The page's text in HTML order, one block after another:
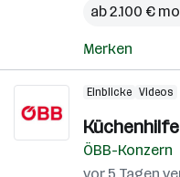
ab 2.100 €
Merken
Einblicke Videos
Küchenhilfe
ÖBB-Konzern